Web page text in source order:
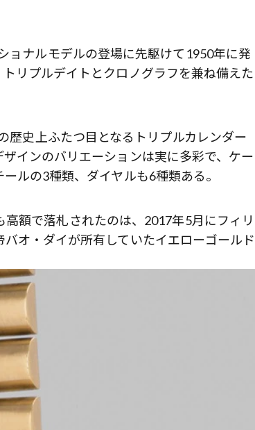
ョナルモデルの登場に先駆けて1950年に発
リプルデイトとクロノグラフを兼ね備えた
歴史上ふたつ目となるトリプルカレンダー
インのバリエーションは実に多彩で、ケー
ルの3種類、ダイヤルも6種類ある。
額で落札されたのは、2017年5月にフィリ
オ・ダイが所有していたイエローゴールド